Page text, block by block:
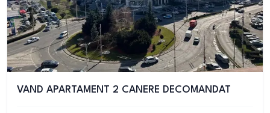
VAND APARTAMENT 2 CANERE DECOMANDAT